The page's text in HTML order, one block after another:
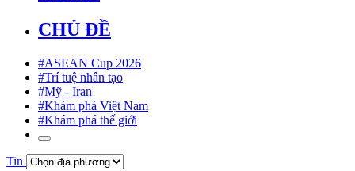
CHỦ ĐỀ
#ASEAN Cup 2026
#Trí tuệ nhân tạo
#Mỹ - Iran
#Khám phá Việt Nam
#Khám phá thế giới
Tin